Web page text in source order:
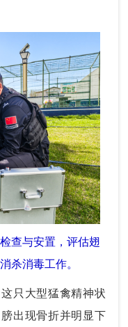
查与安置，评估翅
杀消毒工作。
只大型猛禽精神状
出现骨折并明显下